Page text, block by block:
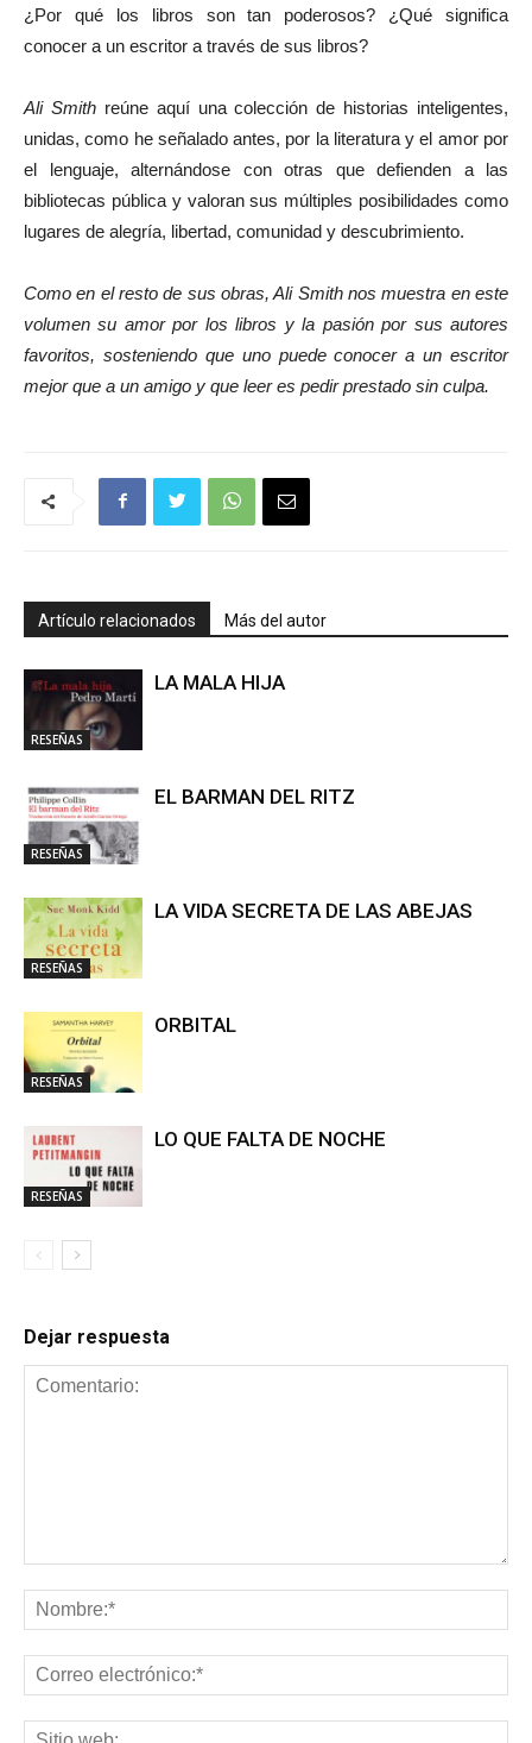
¿Por qué los libros son tan poderosos? ¿Qué significa
conocer a un escritor a través de sus libros?
Ali Smithreúne aquí una colección de historias inteligentes,
unidas, como he señalado antes, por la literatura y el amor por
el lenguaje, alternándose con otras que defienden a las
bibliotecas pública y valoran sus múltiples posibilidades como
lugares de alegría, libertad, comunidad y descubrimiento.
Como en el resto de sus obras, Ali Smith nos muestra en este
volumen su amor por los libros y la pasión por sus autores
favoritos, sosteniendo que uno puede conocer a un escritor
mejor que a un amigo y que leer es pedir prestado sin culpa.
Artículo relacionados Más del autor
RESEÑAS
LA MALA HIJA
RESEÑAS
EL BARMAN DEL RITZ
RESEÑAS
LA VIDA SECRETA DE LAS ABEJAS
RESEÑAS
ORBITAL
RESEÑAS
LO QUE FALTA DE NOCHE
Dejar respuesta